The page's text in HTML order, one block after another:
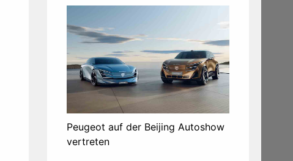
Peugeot auf der Beijing Autoshow
vertreten